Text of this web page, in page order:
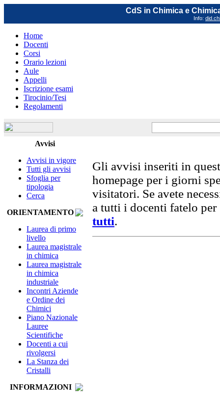
CdS in Chimica e
Info:
Home
Docenti
Corsi
Orario lezioni
Aule
Appelli
Iscrizione esami
Tirocinio/Tesi
Regolamenti
Avvisi
Avvisi in vigore
Tutti gli avvisi
Sfoglia per
tipologia
Cerca
ORIENTAMENTO
Laurea di primo
livello
Laurea magistrale
in chimica
Laurea magistrale
in chimica
industriale
Incontri Aziende
e Ordine dei
Chimici
Piano Nazionale
Lauree
Scientifiche
Docenti a cui
rivolgersi
La Stanza dei
Cristalli
INFORMAZIONI
Gli avvisi inseriti in
homepage per i giorni
visitatori. Se avete
a tutti i docenti fatelo
tutti.